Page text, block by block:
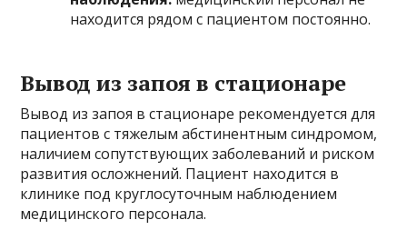
находится рядом с пациентом постоянно.
Вывод из запоя в стационаре
Вывод из запоя в стационаре рекомендуется для
пациентов с тяжелым абстинентным синдромом,
наличием сопутствующих заболеваний и риском
развития осложнений. Пациент находится в
клинике под круглосуточным наблюдением
медицинского персонала.